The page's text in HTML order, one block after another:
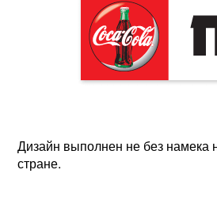
Дизайн выполнен не без намека
стране.